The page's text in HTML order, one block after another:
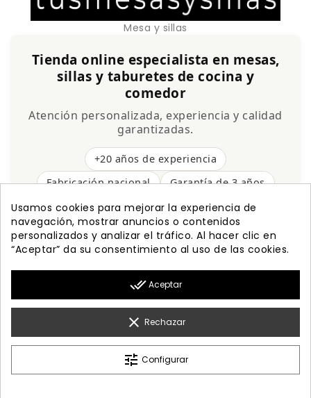
Mesa y sillas
Tienda online especialista en mesas,
sillas y taburetes de cocina y
comedor
Atención personalizada, experiencia y calidad
garantizadas.
+20 años de experiencia
Fabricación nacional
Garantía de 3 años
Envío gratis
PRODUCTOS 

INFORMACIÓN
© 2026 - Diseño Web By Optimiza
Usamos cookies para mejorar la experiencia de
navegación, mostrar anuncios o contenidos
personalizados y analizar el tráfico. Al hacer clic en
“Aceptar” da su consentimiento al uso de las cookies.
done_all Aceptar
clear Rechazar
tune Configurar